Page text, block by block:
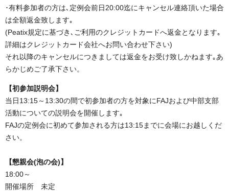
･有料参加者の方は､定例会前日20:00迄にキャンセル連絡頂いた場合
は全額返金致します｡
(Peatix規定に基づき､ご利用のクレジットカードへ返金となります｡
詳細はクレジットカード会社へお問い合わせ下さい)
それ以降のキャンセルにつきましては返金をお受け致しかねます｡あ
らかじめご了承下さい。
【初参加説明会】
当日13:15～13:30の間で初参加者の方を対象にFAJおよび中部支部
活動についての説明会を開催します｡
FAJの定例会に初めて参加される方は13:15までに会場にお越しくだ
さい。
【懇親会(泡の会)】
18:00～
開催場所 未定